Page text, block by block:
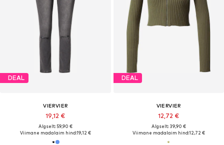
DEAL
VIERVIER
19,12 €
Algselt: 59,90 €
Viimane madalaim hind:19,12 €
DEAL
VIERVIER
12,72 €
Algselt: 39,90 €
Viimane madalaim hind:12,72 €